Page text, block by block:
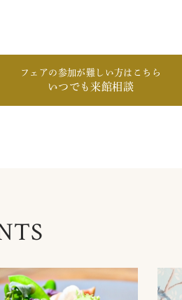
フェアの参加が難しい方はこちら
いつでも来館相談